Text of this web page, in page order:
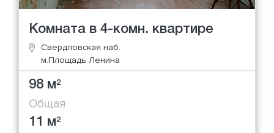
Комната в 4-комн. квартире
Свердловская наб.
м.Площадь Ленина
98 м2
Общая
11 м2